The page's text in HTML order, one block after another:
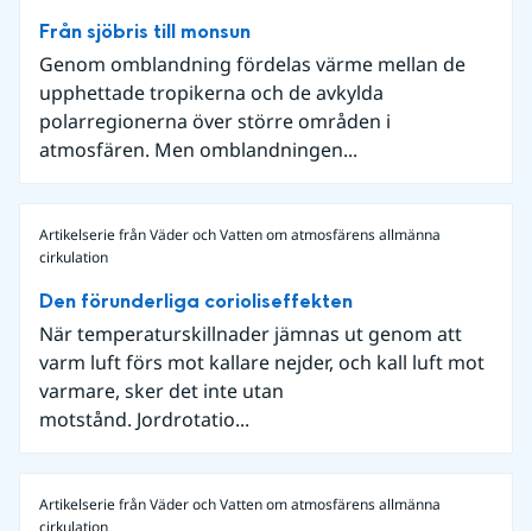
Från sjöbris till monsun
Genom omblandning fördelas värme mellan de
upphettade tropikerna och de avkylda
polarregionerna över större områden i
atmosfären. Men omblandningen...
Artikelserie från Väder och Vatten om atmosfärens allmänna
cirkulation
Den förunderliga corioliseffekten
När temperaturskillnader jämnas ut genom att
varm luft förs mot kallare nejder, och kall luft mot
varmare, sker det inte utan
motstånd. Jordrotatio...
Artikelserie från Väder och Vatten om atmosfärens allmänna